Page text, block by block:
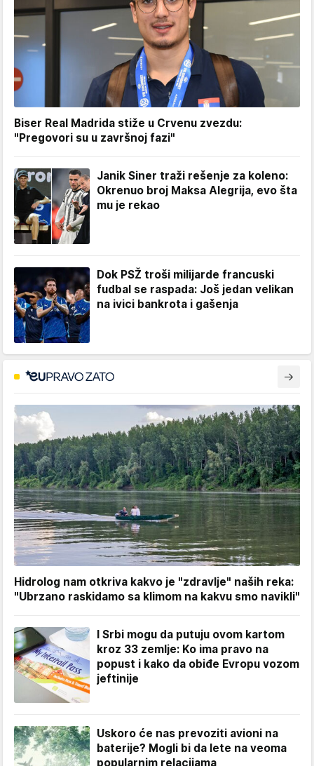
Biser Real Madrida stiže u Crvenu zvezdu:
"Pregovori su u završnoj fazi"
Janik Siner traži rešenje za koleno:
Okrenuo broj Maksa Alegrija, evo šta
mu je rekao
Dok PSŽ troši milijarde francuski
fudbal se raspada: Još jedan velikan
na ivici bankrota i gašenja
Hidrolog nam otkriva kakvo je "zdravlje" naših reka:
"Ubrzano raskidamo sa klimom na kakvu smo navikli"
I Srbi mogu da putuju ovom kartom
kroz 33 zemlje: Ko ima pravo na
popust i kako da obiđe Evropu vozom
jeftinije
Uskoro će nas prevoziti avioni na
baterije? Mogli bi da lete na veoma
popularnim relacijama